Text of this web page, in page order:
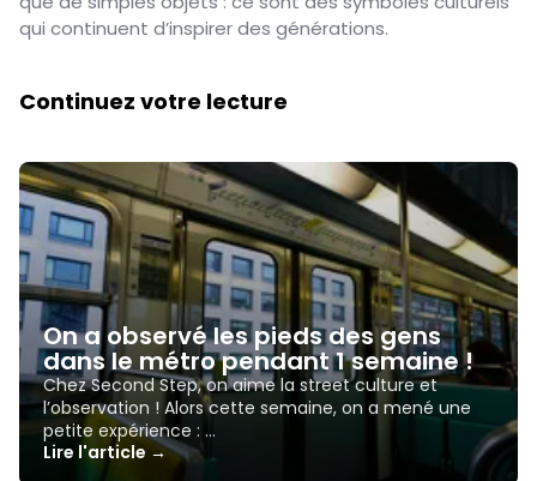
qui continuent d’inspirer des générations.
Continuez votre lecture
On a observé les pieds des gens
dans le métro pendant 1 semaine !
Chez Second Step, on aime la street culture et
l’observation ! Alors cette semaine, on a mené une
petite expérience : …
Lire l'article →